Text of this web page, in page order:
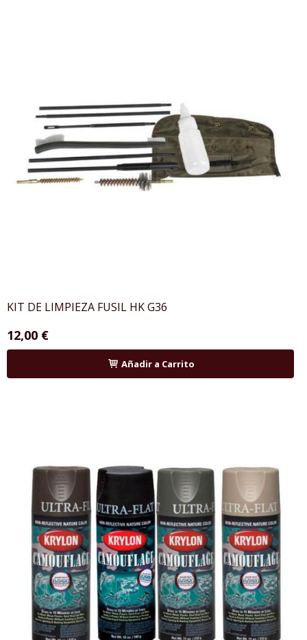
KIT DE LIMPIEZA FUSIL HK G36
12,00 €
Añadir a Carrito